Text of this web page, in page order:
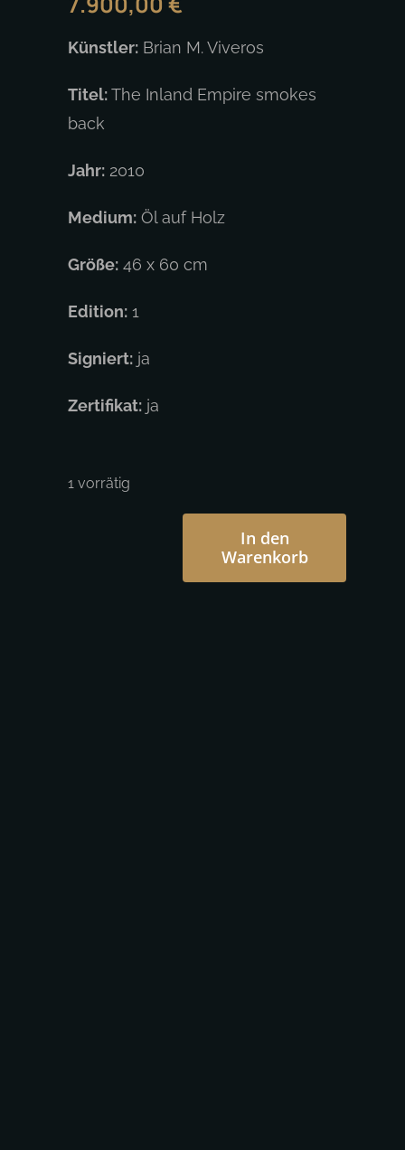
Künstler:Brian M. Viveros
Titel:The Inland Empire smokes
back
Jahr:2010
Medium:Öl auf Holz
Größe:46 x 60 cm
Edition:1
Signiert:ja
Zertifikat:ja
1 vorrätig
In den
Warenkorb